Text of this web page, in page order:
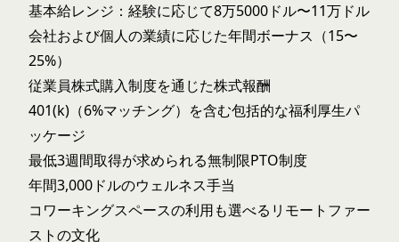
基本給レンジ：経験に応じて8万5000ドル〜11万ドル
会社および個人の業績に応じた年間ボーナス（15〜
25%）
従業員株式購入制度を通じた株式報酬
401(k)（6%マッチング）を含む包括的な福利厚生パ
ッケージ
最低3週間取得が求められる無制限PTO制度
年間3,000ドルのウェルネス手当
コワーキングスペースの利用も選べるリモートファー
ストの文化